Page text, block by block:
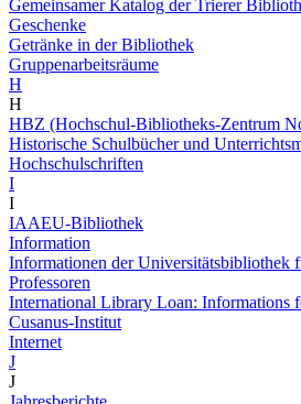
Gemeinsamer Katalog der Trierer
Geschenke
Getränke in der Bibliothek
Gruppenarbeitsräume
H
H
HBZ (Hochschul-Bibliotheks-Zentrum
Historische Schulbücher und
Hochschulschriften
I
I
IAAEU-Bibliothek
Information
Informationen der Universitätsbibliothek
Professoren
International Library Loan: Informations
Cusanus-Institut
Internet
J
J